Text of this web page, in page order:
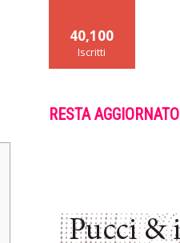
40,100
Iscritti
RESTA AGGIORNATO